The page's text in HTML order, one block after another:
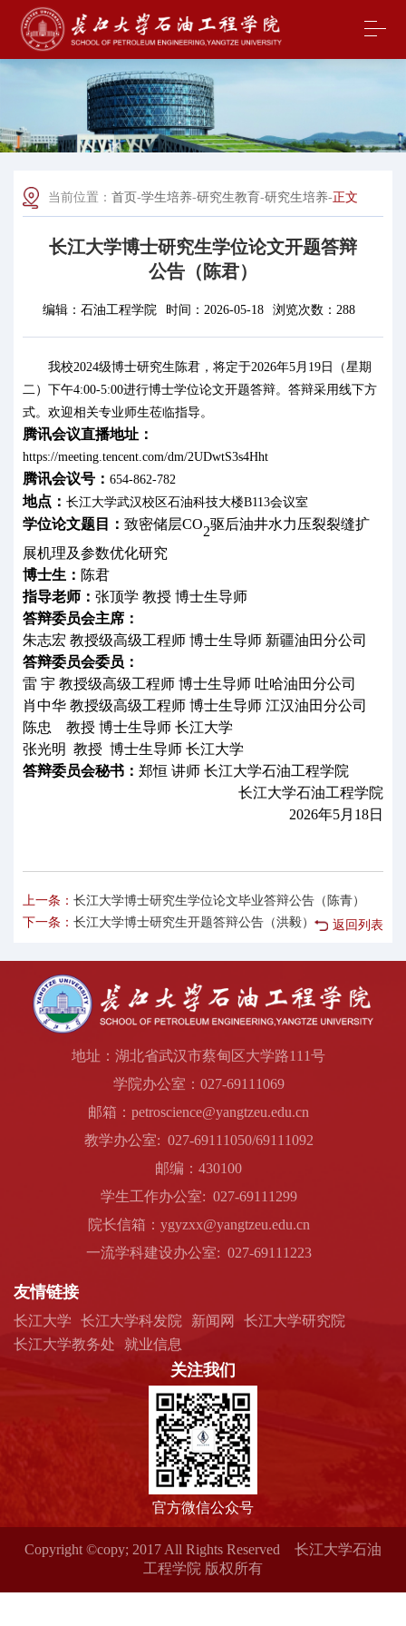
当前位置： 首页-学生培养-研究生教育-研究生培养-正文
长江大学博士研究生学位论文开题答辩
公告（陈君）
编辑： 石油工程学院 时间： 2026-05-18 浏览次数： 288
我校2024级博士研究生 陈君 ，将定于2026年5 月 19日（星期
二 ） 下午4:00-5:00进行博士学位论文开题答辩。答辩采用线下方
式。欢迎相关专业师生莅临指导。
腾讯会议直播地址：
https://meeting.tencent.com/dm/2UDwtS3s4Hht
腾讯会议号： 654-862-782
地点： 长江大学武汉校区石油科技大楼B113会议室
学位论文题目： 致密储层CO2驱后油井水力压裂裂缝扩
展机理及参数优化研究
博士生： 陈君
指导老师： 张顶学 教授 博士生导师
答辩委员会主席：
朱志宏 教授级高级工程师 博士生导师 新疆油田分公司
答辩委员会委员：
雷 宇 教授级高级工程师 博士生导师 吐哈油田分公司
肖中华 教授级高级工程师 博士生导师 江汉油田分公司
陈忠
教授 博士生导师 长江大学
张光明 教授 博士生导师 长江大学
答辩委员会秘书： 郑恒 讲师 长江大学石油工程学院
长江大学石油工程学院
2026年5月18日
上一条： 长江大学博士研究生学位论文毕业答辩公告（陈青）
下一条： 长江大学博士研究生开题答辩公告（洪毅） 返回列表
地址：湖北省武汉市蔡甸区大学路111号
学院办公室：027-69111069
邮箱：petroscience@yangtzeu.edu.cn
教学办公室: 027-69111050/69111092
邮编：430100
学生工作办公室: 027-69111299
院长信箱：ygyzxx@yangtzeu.edu.cn
一流学科建设办公室: 027-69111223
友情链接
长江大学 长江大学科发院 新闻网
长江大学研究院
长江大学教务处
就业信息
关注我们
官方微信公众号
Copyright ©copy; 2017 All Rights Reserved 长江大学石油
工程学院 版权所有